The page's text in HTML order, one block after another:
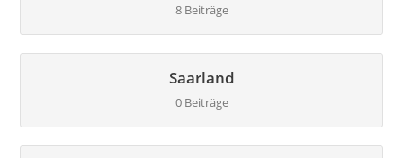
8 Beiträge
Saarland
0 Beiträge